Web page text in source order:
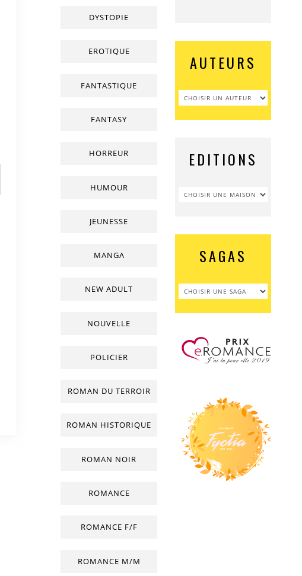
DYSTOPIE
EROTIQUE
FANTASTIQUE
FANTASY
HORREUR
HUMOUR
JEUNESSE
MANGA
NEW ADULT
NOUVELLE
POLICIER
ROMAN DU TERROIR
ROMAN HISTORIQUE
ROMAN NOIR
ROMANCE
ROMANCE F/F
ROMANCE M/M
AUTEURS
EDITIONS
SAGAS